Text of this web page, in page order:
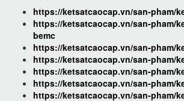
https://ketsatcaocap.vn/san-pham/
https://ketsatcaocap.vn/san-pham/
bemc
https://ketsatcaocap.vn/san-pham/
https://ketsatcaocap.vn/san-pham/
https://ketsatcaocap.vn/san-pham/
https://ketsatcaocap.vn/san-pham/
https://ketsatcaocap.vn/san-pham/